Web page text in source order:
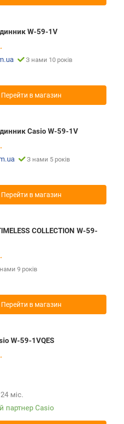
W-59-1V
З нами 10 років
Перейти в магазин
Casio W-59-1V
З нами 5 років
Перейти в магазин
COLLECTION W-59-
9 років
Перейти в магазин
W-59-1VQES
міс.
партнер Casio